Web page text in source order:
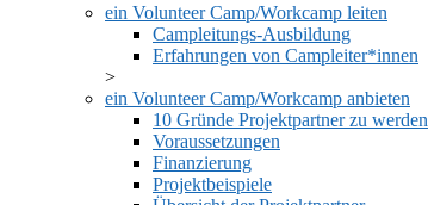
ein Volunteer Camp/Workcamp leiten
Campleitungs-Ausbildung
Erfahrungen von Campleiter*innen
ein Volunteer Camp/Workcamp anbieten
10 Gründe Projektpartner zu werden
Voraussetzungen
Finanzierung
Projektbeispiele